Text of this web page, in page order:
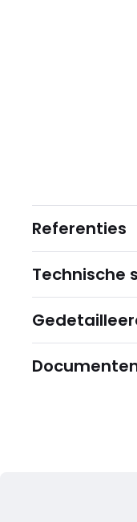
Referenties
Technische